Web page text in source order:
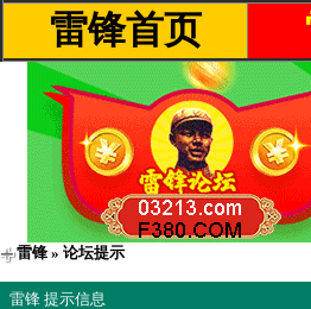
雷锋首页
雷锋 » 论坛提示
雷锋 提示信息